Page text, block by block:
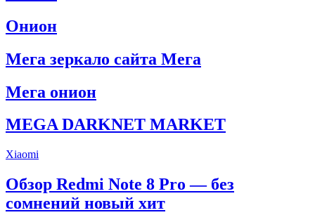
Онион
Мега зеркало сайта Мега
Мега онион
MEGA DARKNET MARKET
Xiaomi
Обзор Redmi Note 8 Pro — без
сомнений новый хит